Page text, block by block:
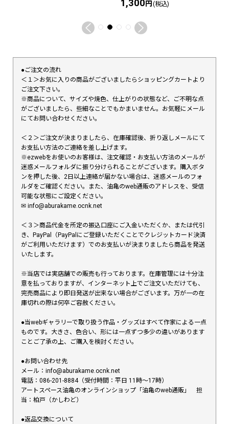
1,300円 (税込)
●ご注文の流れ
＜１＞お気に入りの商品がございましたらショッピングカートより
ご注文下さい。
※商品について、サイズや焼色、仕上がりの状態など、ご不明な点
がございましたら、些細なことでもかまいません。お気軽にメール
にてお問い合わせください。
＜２＞ご注文が決まりましたら、在庫確認後、折り返しメールにて
お支払い方法のご連絡を差し上げます。
※ezwebをお使いのお客様は、注文確認・お支払い方法のメールが
迷惑メールフォルダに振り分けられることがございます。購入ボタ
ンを押した後、2日以上連絡が届かない場合は、迷惑メールのフォ
ルダをご確認ください。また、油亀のweb通販のアドレスを、受信
可能な状態にご設定ください。
✉︎ info@aburakame.ocnk.net
＜３＞商品代金を所定の振込口座にご入金いただくか、または代引
き、PayPal（PayPalにご登録いただくことでクレジットカード決済
がご利用いただけます）でのお支払いが決まりましたら商品を発送
いたします。
※当店では実店舗での販売も行っております。在庫管理には十分注
意を払っておりますが、インターネット上でご注文いただけても、
完売商品により即日発送が出来ない場合がございます。万が一の在
庫切れの際は何卒ご容赦ください。
●当webギャラリーで取り扱う作品・グッズはすべて作家による一点
ものです。大きさ、色合い、形には一点ずつ多少の違いがあります
ことご了承の上、ご購入を検討ください。
●お問い合わせ先
メール：info@aburakame.ocnk.net
電話：086-201-8884（受付時間：平日 11時〜17時）
アートスペース油亀のオンラインショップ「油亀のweb通販」 担
当：柏戸（かしわど）
●返品交換について